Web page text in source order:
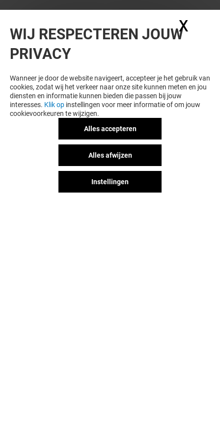
WIJ RESPECTEREN JOUW
PRIVACY
Wanneer je door de website navigeert, accepteer je het gebruik van
cookies, zodat wij het verkeer naar onze site kunnen meten en jou
diensten en informatie kunnen bieden die passen bij jouw
interesses. Klik op instellingen voor meer informatie of om jouw
cookievoorkeuren te wijzigen.
Alles accepteren
Alles afwijzen
Instellingen
X